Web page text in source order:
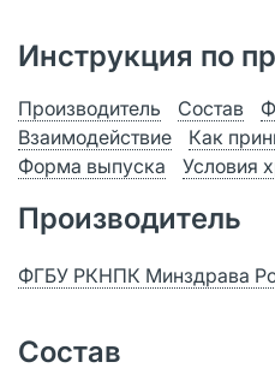
Инструкция по
Производитель Состав
Взаимодействие
Как
Форма выпуска
Условия
Производитель
ФГБУ РКНПК Минздрава
Состав